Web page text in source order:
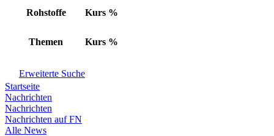
Rohstoffe Kurs %
Themen Kurs %
Erweiterte Suche
Startseite
Nachrichten
Nachrichten
Nachrichten auf FN
Alle News